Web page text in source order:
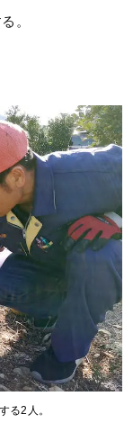
。
る2人。